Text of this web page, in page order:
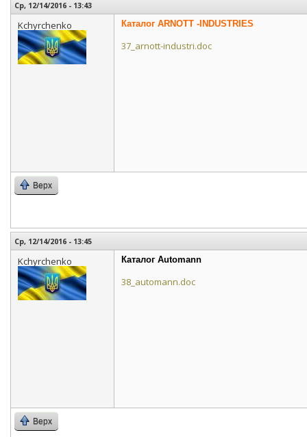
Ср, 12/14/2016 - 13:43
Kchyrchenko Каталог ARNOTT -INDUSTRIES
37_arnott-industri.doc
Верх
Ср, 12/14/2016 - 13:45
Kchyrchenko Каталог Automann
38_automann.doc
Верх